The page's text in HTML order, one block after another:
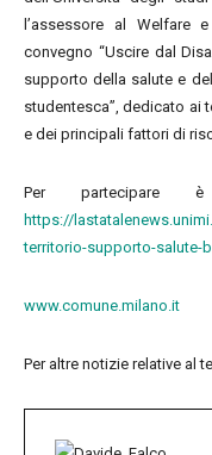
l’assessore al Welfare
convegno “Uscire dal
supporto della salute e
studentesca”, dedicato ai
e dei principali fattori di
Per partecipare
https://
territorio-supporto-salute-
www.comune.milano.it
Per altre notizie relative al